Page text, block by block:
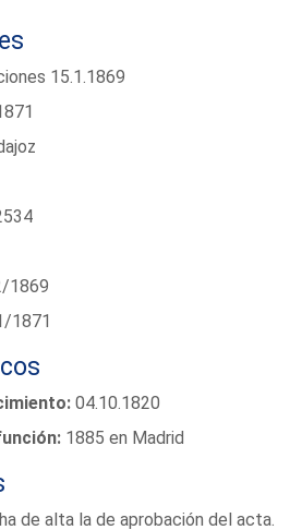
15.1.1869
1869
1871
04.10.1820
1885 en Madrid
de alta la de aprobación del acta.